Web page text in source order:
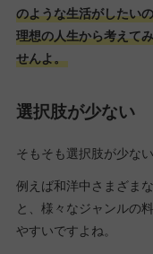
のような生活がしたい
理想の人生から考えて
せんよ。
選択肢が少ない
そもそも選択肢が少な
例えば和洋中さまざま
と、様々なジャンルの
やすいですよね。